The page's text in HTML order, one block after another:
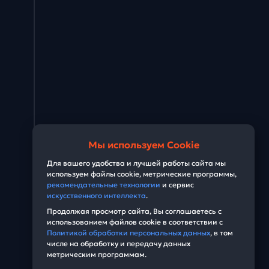
Мы используем Cookie
Для вашего удобства и лучшей работы сайта мы
используем файлы cookie, метрические программы,
рекомендательные технологии и сервис
искусственного интеллекта.
Продолжая просмотр сайта, Вы соглашаетесь с
использованием файлов cookie в соответствии с
Политикой обработки персональных данных, в том
числе на обработку и передачу данных
метрическим программам.